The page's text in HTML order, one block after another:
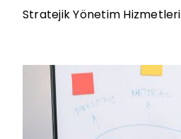
Stratejik Yönetim Hizmetleri